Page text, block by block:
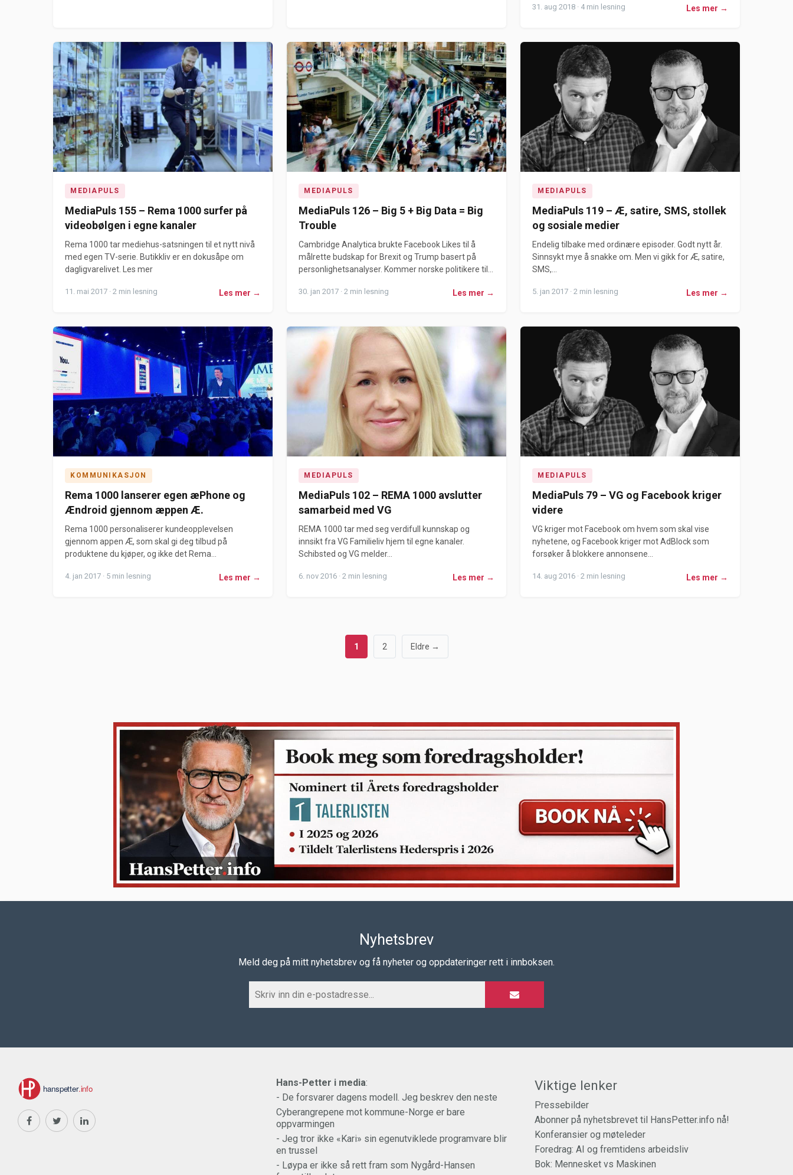
31. aug 2018 · 4 min lesning Les mer →
MEDIAPULS
MediaPuls 155 – Rema 1000 surfer på
videobølgen i egne kanaler
Rema 1000 tar mediehus-satsningen til et nytt nivå
med egen TV-serie. Butikkliv er en dokusåpe om
dagligvarelivet. Les mer
11. mai 2017 · 2 min lesning Les mer →
MEDIAPULS
MediaPuls 126 – Big 5 + Big Data = Big
Trouble
Cambridge Analytica brukte Facebook Likes til å
målrette budskap for Brexit og Trump basert på
personlighetsanalyser. Kommer norske politikere til...
30. jan 2017 · 2 min lesning Les mer →
MEDIAPULS
MediaPuls 119 – Æ, satire, SMS, stollek
og sosiale medier
Endelig tilbake med ordinære episoder. Godt nytt år.
Sinnsykt mye å snakke om. Men vi gikk for Æ, satire,
SMS,...
5. jan 2017 · 2 min lesning Les mer →
KOMMUNIKASJON
Rema 1000 lanserer egen æPhone og
Ændroid gjennom æppen Æ.
Rema 1000 personaliserer kundeopplevelsen
gjennom appen Æ, som skal gi deg tilbud på
produktene du kjøper, og ikke det Rema...
4. jan 2017 · 5 min lesning Les mer →
MEDIAPULS
MediaPuls 102 – REMA 1000 avslutter
samarbeid med VG
REMA 1000 tar med seg verdifull kunnskap og
innsikt fra VG Familieliv hjem til egne kanaler.
Schibsted og VG melder...
6. nov 2016 · 2 min lesning Les mer →
MEDIAPULS
MediaPuls 79 – VG og Facebook kriger
videre
VG kriger mot Facebook om hvem som skal vise
nyhetene, og Facebook kriger mot AdBlock som
forsøker å blokkere annonsene...
14. aug 2016 · 2 min lesning Les mer →
1 2 Eldre →
Nyhetsbrev
Meld deg på mitt nyhetsbrev og få nyheter og oppdateringer rett i innboksen.
Hans-Petter i media:
- De forsvarer dagens modell. Jeg beskrev den neste
Cyberangrepene mot kommune-Norge er bare
oppvarmingen
- Jeg tror ikke «Kari» sin egenutviklede programvare blir
en trussel
- Løypa er ikke så rett fram som Nygård-Hansen
Viktige lenker
Pressebilder
Abonner på nyhetsbrevet til HansPetter.info nå!
Konferansier og møteleder
Foredrag: AI og fremtidens arbeidsliv
Bok: Mennesket vs Maskinen